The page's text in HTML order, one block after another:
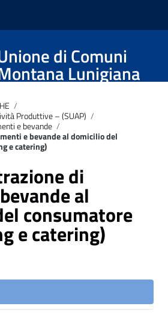
di Comuni
Lunigiana
/
Produttive – (SUAP) /
e bevande /
e bevande al domicilio del
e catering)
di
al
consumatore
e catering)